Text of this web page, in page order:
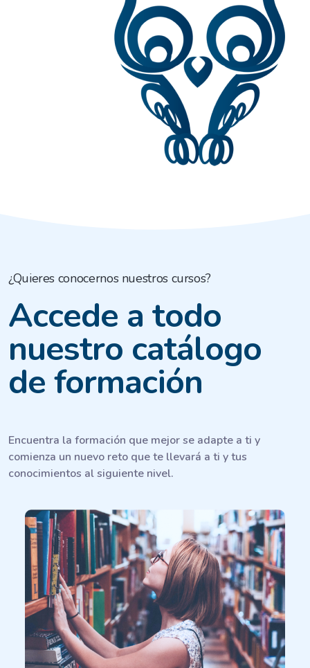
¿Quieres conocernos nuestros cursos?
Accede a todo
nuestro catálogo
de formación
Encuentra la formación que mejor se adapte a ti y
comienza un nuevo reto que te llevará a ti y tus
conocimientos al siguiente nivel.